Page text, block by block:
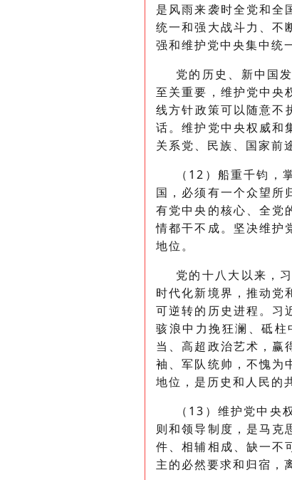
是风雨来袭时全党和全
统一和强大战斗力、不
强和维护党中央集中统
党的历史、新中国
至关重要，维护党中央
线方针政策可以随意不
话。维护党中央权威和
关系党、民族、国家前
（12）船重千钧，
国，必须有一个众望所
有党中央的核心、全党
情都干不成。坚决维护
地位。
党的十八大以来，
时代化新境界，推动党
可逆转的历史进程。习
骇浪中力挽狂澜、砥
当、高超政治艺术，赢
袖、军队统帅，不愧为
地位，是历史和人民的
（13）维护党中
则和领导制度，是马克
件、相辅相成、缺一不
主的必然要求和归宿，